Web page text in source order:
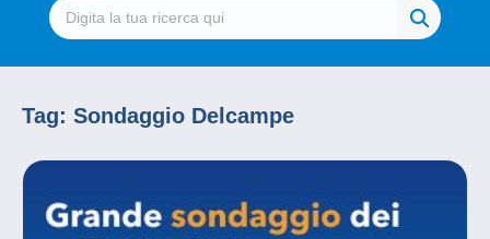
Tag: Sondaggio Delcampe